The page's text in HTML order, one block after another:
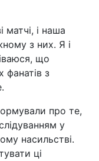
матчі, і наша
з них. Я і
що
з
про те,
у
насильстві.
ці